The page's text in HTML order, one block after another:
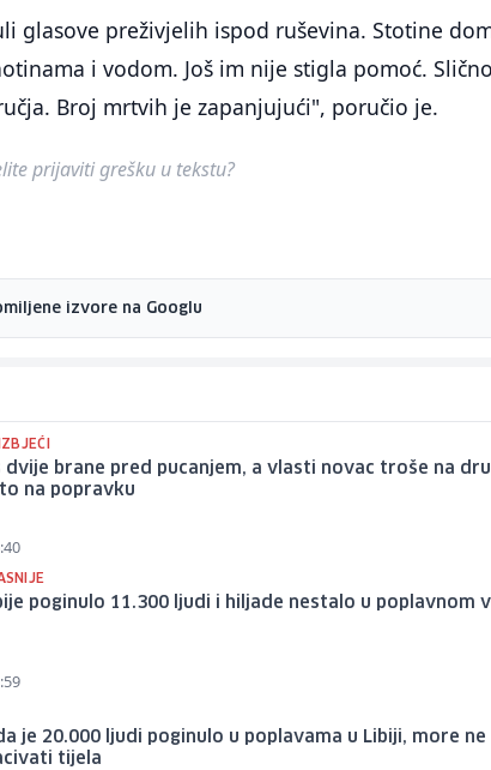
glasove preživjelih ispod ruševina. Stotine
i vodom. Još im nije stigla pomoć.
Broj mrtvih je zapanjujući", poručio je.
prijaviti grešku u tekstu?
izvore na Googlu
dvije brane pred pucanjem, a vlasti novac troše na
na popravku
poginulo 11.300 ljudi i hiljade nestalo u poplavnom
je 20.000 ljudi poginulo u poplavama u Libiji, more ne
tijela